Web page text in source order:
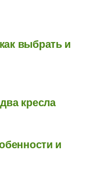
выбрать и
кресла
и